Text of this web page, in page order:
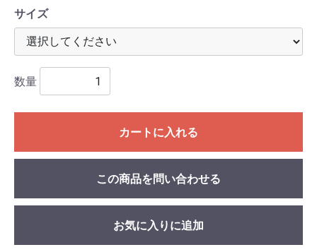
サイズ
数量
カートに入れる
この商品を問い合わせる
お気に入りに追加